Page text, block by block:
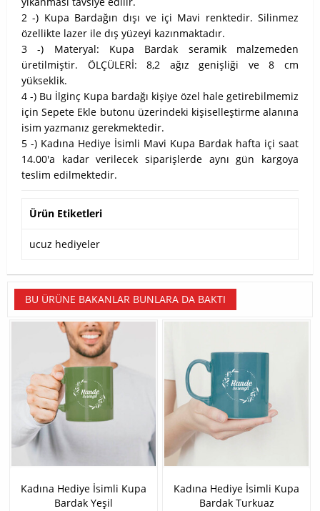
2 -) Kupa Bardağın dışı ve içi Mavi renktedir. Silinmez
özellikte lazer ile dış yüzeyi kazınmaktadır.
3 -) Materyal: Kupa Bardak seramik malzemeden
üretilmiştir. ÖLÇÜLERİ: 8,2 ağız genişliği ve 8 cm
yükseklik.
4 -) Bu İlginç Kupa bardağı kişiye özel hale getirebilmemiz
için Sepete Ekle butonu üzerindeki kişiselleştirme alanına
isim yazmanız gerekmektedir.
5 -) Kadına Hediye İsimli Mavi Kupa Bardak hafta içi saat
14.00'a kadar verilecek siparişlerde aynı gün kargoya
teslim edilmektedir.
Ürün Etiketleri
ucuz hediyeler
BU ÜRÜNE BAKANLAR BUNLARA DA BAKTI
Kadına Hediye İsimli Kupa
Bardak Yeşil
Kadına Hediye İsimli Kupa
Bardak Turkuaz